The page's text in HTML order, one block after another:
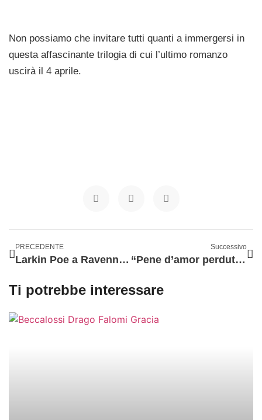
Non possiamo che invitare tutti quanti a immergersi in
questa affascinante trilogia di cui l’ultimo romanzo
uscirà il 4 aprile.
PRECEDENTE
Larkin Poe a Ravenna, blues di spettacolo e sostanza
Successivo
“Pene d’amor perdute”. La Silloge porta Shakespeare a Cinisello Balsamo
Ti potrebbe interessare